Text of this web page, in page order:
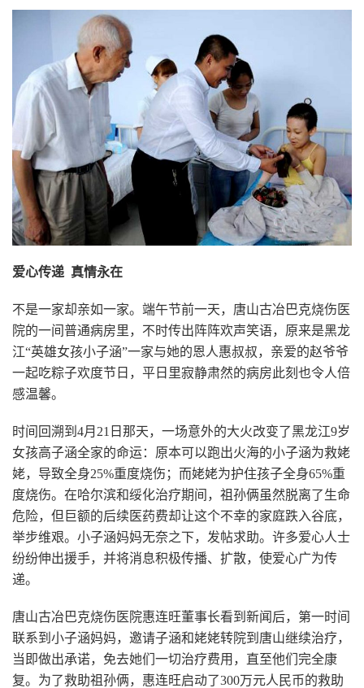
爱心传递 真情永在
不是一家却亲如一家。端午节前一天，唐山古冶巴克烧伤医
院的一间普通病房里，不时传出阵阵欢声笑语，原来是黑龙
江“英雄女孩小子涵”一家与她的恩人惠叔叔，亲爱的赵爷爷
一起吃粽子欢度节日，平日里寂静肃然的病房此刻也令人倍
感温馨。
时间回溯到4月21日那天，一场意外的大火改变了黑龙江9岁
女孩高子涵全家的命运：原本可以跑出火海的小子涵为救姥
姥，导致全身25%重度烧伤；而姥姥为护住孩子全身65%重
度烧伤。在哈尔滨和绥化治疗期间，祖孙俩虽然脱离了生命
危险，但巨额的后续医药费却让这个不幸的家庭跌入谷底，
举步维艰。小子涵妈妈无奈之下，发帖求助。许多爱心人士
纷纷伸出援手，并将消息积极传播、扩散，使爱心广为传
递。
唐山古冶巴克烧伤医院惠连旺董事长看到新闻后，第一时间
联系到小子涵妈妈，邀请子涵和姥姥转院到唐山继续治疗，
当即做出承诺，免去她们一切治疗费用，直至他们完全康
复。为了救助祖孙俩，惠连旺启动了300万元人民币的救助